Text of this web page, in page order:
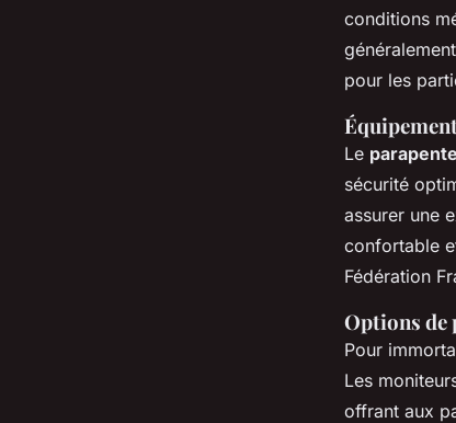
conditions
pour les
Le
sécurité
assurer une
confortable
Fédération
Options de
Pour
Les
offrant aux